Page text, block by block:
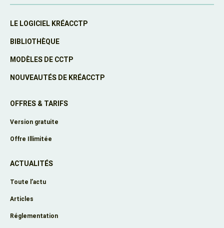
LE LOGICIEL KRÉACCTP
BIBLIOTHÈQUE
MODÈLES DE CCTP
NOUVEAUTÉS DE KRÉACCTP
OFFRES & TARIFS
Version gratuite
Offre Illimitée
ACTUALITÉS
Toute l’actu
Articles
Réglementation